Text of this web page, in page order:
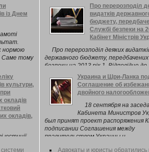
із Днем
нормою
Саме тому
...
культури,
окладів
окладів,
юстиції
Про перерозподіл
видатків
бюджету,
Службі безпеки на
Кабінет Міністрів
Про перерозподіл деяких
державного бюджету,
безпеки на 2013 рік 1. Відповідно до
частини восьмої статті 23
кодексу України( 2456-17 )
межах загального обсягу
призначень, передбачених Службі
на 2013 рік у загальному фонді
бюджету( 5515-17 ), перерозподіл
шляхом:
Украина и Шри-Ланка
Соглашение об
двойного
18 сентября на
Кабинета Министров
был принят проект распоряжения
подписании Соглашения между
правительством Украины и
Адвокаты и юристы обратились